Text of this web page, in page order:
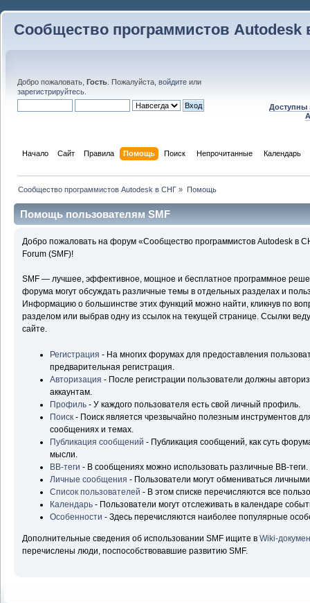
Сообщество программистов Autodesk
Добро пожаловать, Гость . Пожалуйста, войдите или
зарегистрируйтесь
Доступны
Начало Сайт Правила Помощь Поиск Непрочитанные Календарь
Сообщество программистов Autodesk в СНГ » Помощь
Помощь пользователям SMF
Добро пожаловать на форум «Сообщество программистов Autodesk в
Forum (SMF)!
SMF — лучшее, эффективное, мощное и бесплатное программное
форума могут обсуждать различные темы в отдельных разделах и
Информацию о большинстве этих функций можно найти, кликнув по
разделом или выбрав одну из ссылок на текущей странице. Ссылки
сайте.
Регистрация - На многих форумах для предоставления
предварительная регистрация.
Авторизация - После регистрации пользователи должны
аккаунтам.
Профиль - У каждого пользователя есть свой личный профиль.
Поиск - Поиск является чрезвычайно полезным инструментов
сообщениях и темах.
Публикация сообщений - Публикация сообщений, как суть
мысли.
BB-теги - В сообщениях можно использовать различные BB-теги.
Личные сообщения - Пользователи могут обмениваться
Список пользователей - В этом списке перечисляются все
Календарь - Пользователи могут отслеживать в календаре
Особенности - Здесь перечисляются наиболее популярные
Дополнительные сведения об использовании SMF ищите вWiki-
перечислены люди, поспособствовавшие развитию SMF.